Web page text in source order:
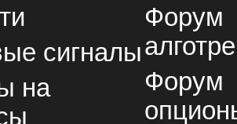
сигналы
на
Форум
Форум